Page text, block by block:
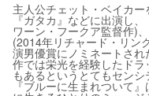
主人公チェット・ベイカー
『ガタカ』などに出演し
ワーン・フークア監督作)
(2014年リチャード・リン
演男優賞にノミネートさ
作では栄光を経験したド
もあるというとてもセン
『ブルーに生まれついて